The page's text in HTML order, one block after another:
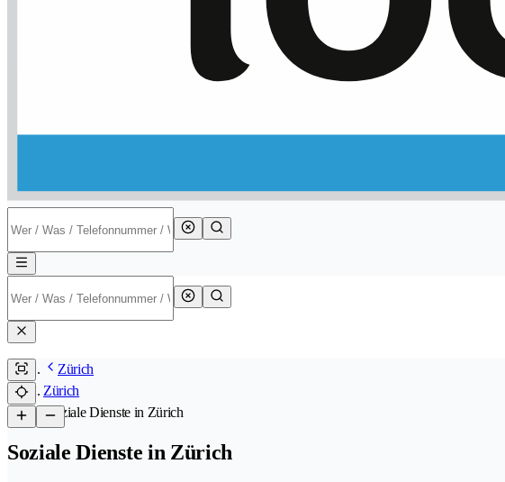
Zürich
Zürich
/Soziale Dienste in Zürich
Soziale Dienste in Zürich